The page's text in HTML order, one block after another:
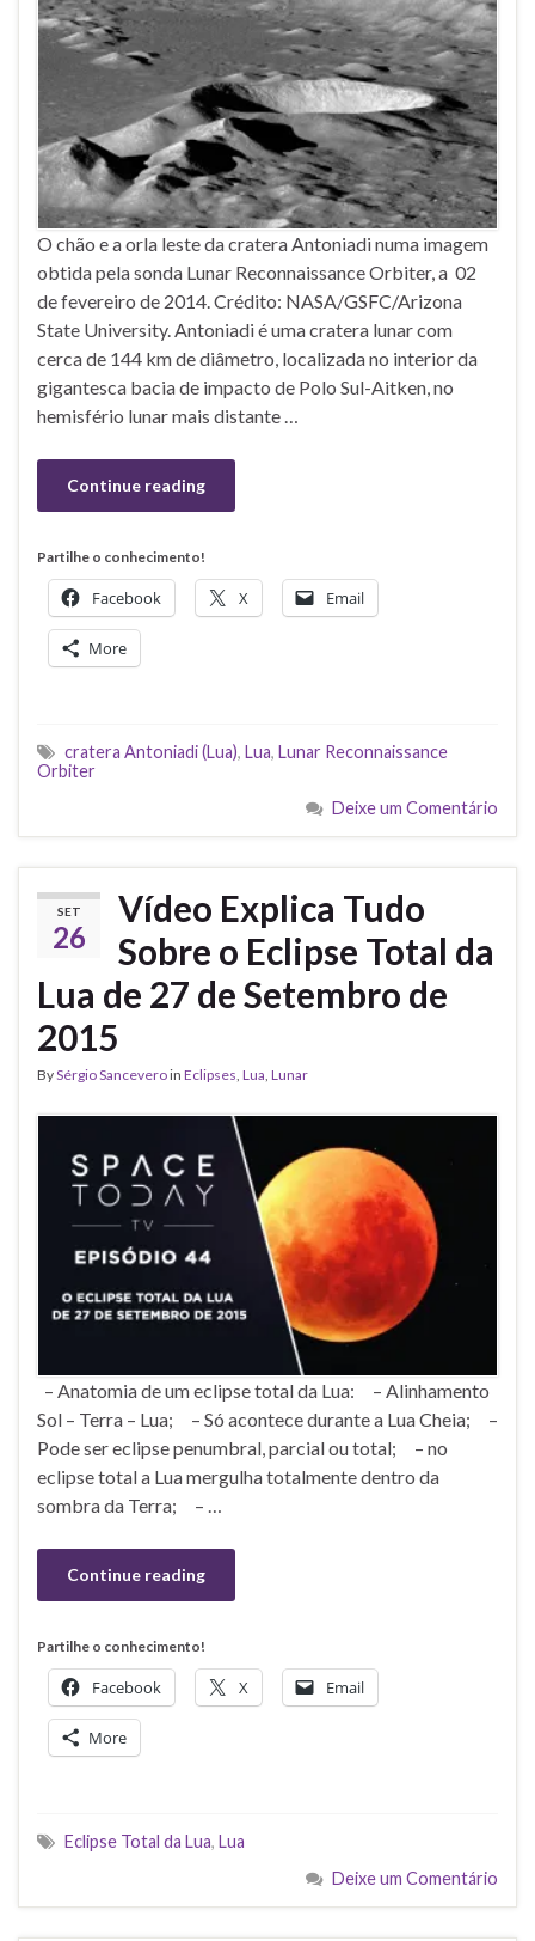
O chão e a orla leste da cratera Antoniadi numa imagem
obtida pela sonda Lunar Reconnaissance Orbiter, a 02
de fevereiro de 2014. Crédito: NASA/GSFC/Arizona
State University. Antoniadi é uma cratera lunar com
cerca de 144 km de diâmetro, localizada no interior da
gigantesca bacia de impacto de Polo Sul-Aitken, no
hemisfério lunar mais distante …
Continue reading
Partilhe o conhecimento!
Facebook X Email
More
cratera Antoniadi (Lua), Lua, Lunar Reconnaissance
Orbiter
Deixe um Comentário
SET
26
Vídeo Explica Tudo
Sobre o Eclipse Total da
Lua de 27 de Setembro de
2015
BySérgio Sanceveroin Eclipses, Lua, Lunar
– Anatomia de um eclipse total da Lua: – Alinhamento
Sol – Terra – Lua; – Só acontece durante a Lua Cheia; –
Pode ser eclipse penumbral, parcial ou total; – no
eclipse total a Lua mergulha totalmente dentro da
sombra da Terra; – …
Continue reading
Partilhe o conhecimento!
Facebook X Email
More
Eclipse Total da Lua, Lua
Deixe um Comentário